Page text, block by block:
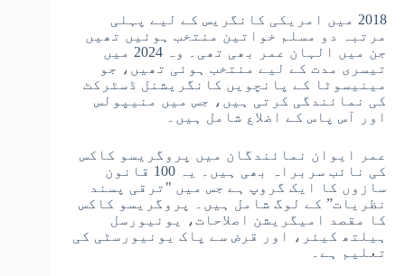
2018 میں امریکی کانگریس کے لیے پہلی
مرتبہ دو مسلم خواتین منتخب ہوئیں تھیں
جن میں الہان عمر بھی تھی۔ وہ 2024 میں
تیسری مدت کے لیے منتخب ہوئی تھیں، جو
مینیسوٹا کے پانچویں کانگریشنل ڈسٹرکٹ
کی نمائندگی کرتی ہیں، جس میں منیپولس
اور آس پاس کے اضلاع شامل ہیں۔
عمر ایوان نمائندگان میں پروگریسو کاکس
کی نائب سربراہ بھی ہیں۔ یہ 100 قانون
سازوں کا ایک گروپ ہے جس میں "ترقی پسند
نظریات” کے لوگ شامل ہیں۔ پروگریسو کاکس
کا مقصد امیگریشن اصلاحات، یونیورسل
ہیلتھ کیئر، اور قرض سے پاک یونیورسٹی کی
تعلیم ہے۔